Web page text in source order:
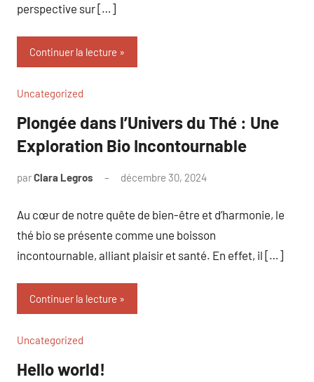
perspective sur […]
Continuer la lecture
Uncategorized
Plongée dans l’Univers du Thé : Une
Exploration Bio Incontournable
parClara Legros décembre 30, 2024
Au cœur de notre quête de bien-être et d’harmonie, le
thé bio se présente comme une boisson
incontournable, alliant plaisir et santé. En effet, il […]
Continuer la lecture
Uncategorized
Hello world!